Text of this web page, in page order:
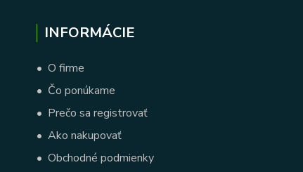
INFORMÁCIE
• O firme
• Čo ponúkame
• Prečo sa registrovať
• Ako nakupovať
• Obchodné podmienky